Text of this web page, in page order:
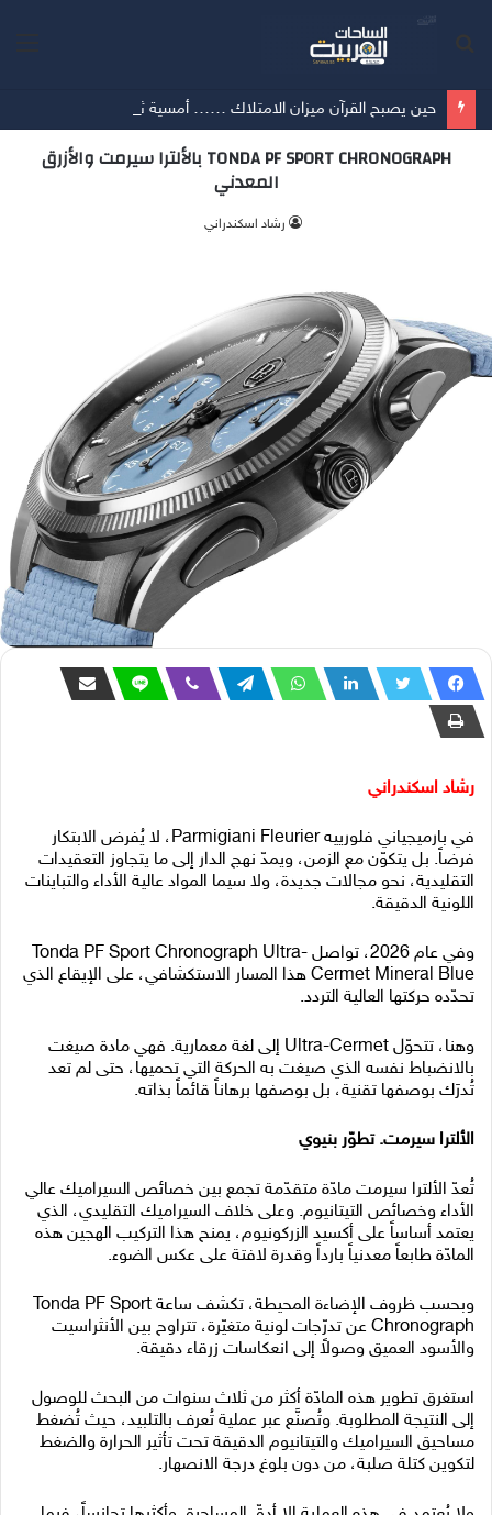
TONDA PF SPORT CHRONOGRAPH بالألترا سيرمت والأزرق
المعدني
‫رشاد اسكندراني
رشاد اسكندراني
في بارميجياني فلورييه Parmigiani Fleurier، لا يُفرض الابتكار
فرضاً. بل يتكوّن مع الزمن، ويمدّ نهج الدار إلى ما يتجاوز التعقيدات
التقليدية، نحو مجالات جديدة، ولا سيما المواد عالية الأداء والتباينات
اللونية الدقيقة.
وفي عام 2026، تواصل Tonda PF Sport Chronograph Ultra-
Cermet Mineral Blue هذا المسار الاستكشافي، على الإيقاع الذي
تحدّده حركتها العالية التردد.
وهنا، تتحوّل Ultra-Cermet إلى لغة معمارية. فهي مادة صيغت
بالانضباط نفسه الذي صيغت به الحركة التي تحميها، حتى لم تعد
تُدرَك بوصفها تقنية، بل بوصفها برهاناً قائماً بذاته.
الألترا سيرمت. تطوّر بنيوي
تُعدّ الألترا سيرمت مادّة متقدّمة تجمع بين خصائص السيراميك عالي
الأداء وخصائص التيتانيوم. وعلى خلاف السيراميك التقليدي، الذي
يعتمد أساساً على أكسيد الزركونيوم، يمنح هذا التركيب الهجين هذه
المادّة طابعاً معدنياً بارداً وقدرة لافتة على عكس الضوء.
وبحسب ظروف الإضاءة المحيطة، تكشف ساعة Tonda PF Sport
Chronograph عن تدرّجات لونية متغيّرة، تتراوح بين الأنثراسيت
والأسود العميق وصولاً إلى انعكاسات زرقاء دقيقة.
استغرق تطوير هذه المادّة أكثر من ثلاث سنوات من البحث للوصول
إلى النتيجة المطلوبة. وتُصنَّع عبر عملية تُعرف بالتلبيد، حيث تُضغط
مساحيق السيراميك والتيتانيوم الدقيقة تحت تأثير الحرارة والضغط
لتكوين كتلة صلبة، من دون بلوغ درجة الانصهار.